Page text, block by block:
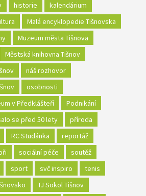
historie
kalendárium
Malá encyklopedie Tišnovska
Muzeum města Tišnova
Městská knihovna Tišnov
náš rozhovor
osobnosti
v Předklášteří
Podnikání
se před 50 lety
příroda
RC Studánka
reportáž
sociální péče
soutěž
sport svč inspiro
tenis
TJ Sokol Tišnov